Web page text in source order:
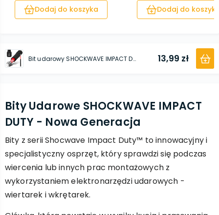
Dodaj do koszyka
Dodaj do
Bit udarowy SHOCKWAVE IMPACT DUTY™ TX15 90 mm 13,99 zł
Bity Udarowe SHOCKWAVE IMPACT
DUTY - Nowa Generacja
Bity z serii Shocwave Impact Duty™ to innowacyjny i
specjalistyczny osprzęt, który sprawdzi się podczas
wiercenia lub innych prac montażowych z
wykorzystaniem elektronarzędzi udarowych -
wiertarek i wkrętarek.